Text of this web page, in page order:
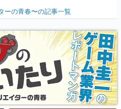
ャンプ』色だった【若ゲのいた
ーの青春〜の記事一覧